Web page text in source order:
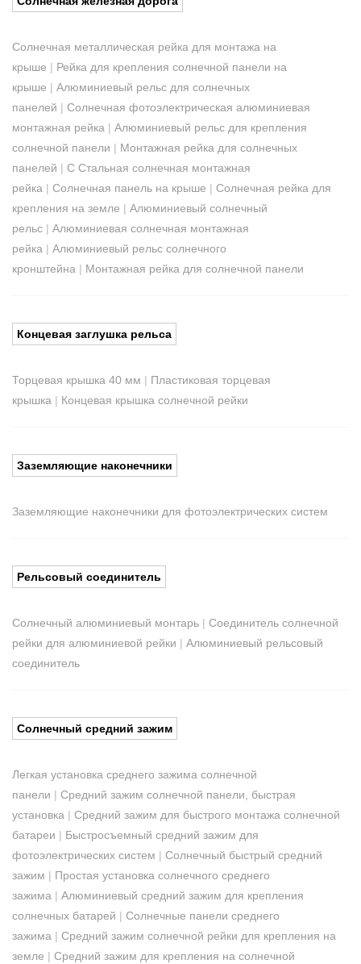
Солнечная металлическая рейка для монтажа на
крыше | Рейка для крепления солнечной панели на
крыше | Алюминиевый рельс для солнечных
панелей | Солнечная фотоэлектрическая алюминиевая
монтажная рейка | Алюминиевый рельс для крепления
солнечной панели | Монтажная рейка для солнечных
панелей | C Стальная солнечная монтажная
рейка | Солнечная панель на крыше | Солнечная рейка для
крепления на земле | Алюминиевый солнечный
рельс | Алюминиевая солнечная монтажная
рейка | Алюминиевый рельс солнечного
кронштейна | Монтажная рейка для солнечной панели
Концевая заглушка рельса
Торцевая крышка 40 мм | Пластиковая торцевая
крышка | Концевая крышка солнечной рейки
Заземляющие наконечники
Заземляющие наконечники для фотоэлектрических систем
Рельсовый соединитель
Солнечный алюминиевый монтарь | Соединитель солнечной
рейки для алюминиевой рейки | Алюминиевый рельсовый
соединитель
Солнечный средний зажим
Легкая установка среднего зажима солнечной
панели | Средний зажим солнечной панели, быстрая
установка | Средний зажим для быстрого монтажа солнечной
батареи | Быстросъемный средний зажим для
фотоэлектрических систем | Солнечный быстрый средний
зажим | Простая установка солнечного среднего
зажима | Алюминиевый средний зажим для крепления
солнечных батарей | Солнечные панели среднего
зажима | Средний зажим солнечной рейки для крепления на
земле | Средний зажим для крепления на солнечной